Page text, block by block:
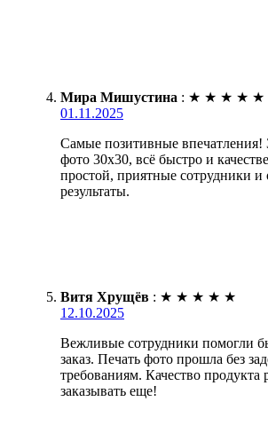
Мира Мишустина : ★ ★ ★ ★ ★
01.11.2025
Самые позитивные впечатления!
фото 30х30, всё быстро и
простой, приятные сотрудники и
результаты.
Витя Хрущёв : ★ ★ ★ ★ ★
12.10.2025
Вежливые сотрудники помогли
заказ. Печать фото прошла без
требованиям. Качество продукта
заказывать еще!